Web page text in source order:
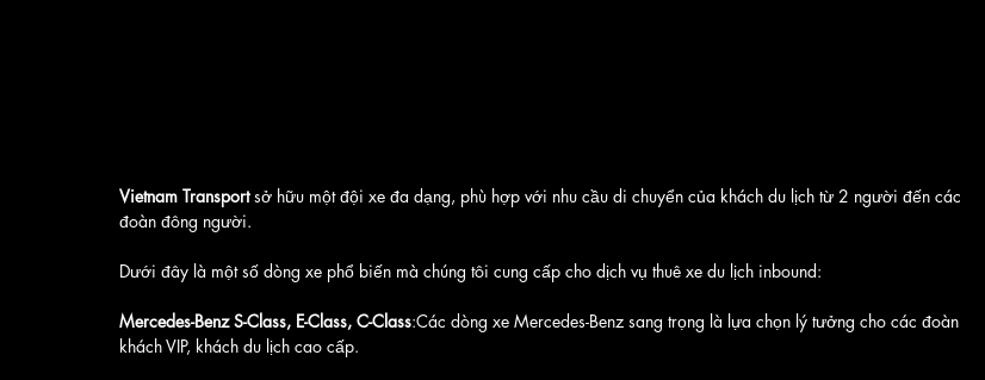
Vietnam Transport sở hữu một đội xe đa dạng, phù hợp với nhu cầu di chuyển của khách du lịch từ 2 người đến các
đoàn đông người.
Dưới đây là một số dòng xe phổ biến mà chúng tôi cung cấp cho dịch vụ thuê xe du lịch inbound:
Mercedes-Benz S-Class, E-Class, C-Class:Các dòng xe Mercedes-Benz sang trọng là lựa chọn lý tưởng cho các đoàn
khách VIP, khách du lịch cao cấp.